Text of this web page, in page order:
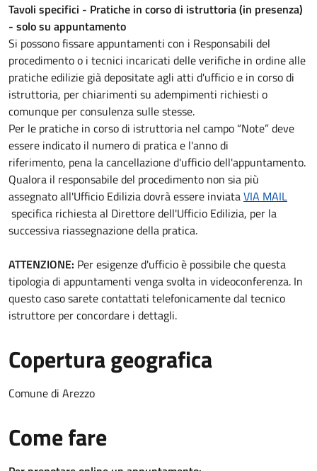
Tavoli specifici - Pratiche in corso di istruttoria (in presenza)
- solo su appuntamento
Si possono fissare appuntamenti con i Responsabili del
procedimento o i tecnici incaricati delle verifiche in ordine alle
pratiche edilizie già depositate agli atti d'ufficio e in corso di
istruttoria, per chiarimenti su adempimenti richiesti o
comunque per consulenza sulle stesse.
Per le pratiche in corso di istruttoria nel campo “Note” deve
essere indicato il numero di pratica e l'anno di
riferimento, pena la cancellazione d'ufficio dell'appuntamento.
Qualora il responsabile del procedimento non sia più
assegnato all'Ufficio Edilizia dovrà essere inviataVIA MAIL
specifica richiesta al Direttore dell'Ufficio Edilizia, per la
successiva riassegnazione della pratica.
ATTENZIONE: Per esigenze d'ufficio è possibile che questa
tipologia di appuntamenti venga svolta in videoconferenza. In
questo caso sarete contattati telefonicamente dal tecnico
istruttore per concordare i dettagli.
Copertura geografica
Comune di Arezzo
Come fare